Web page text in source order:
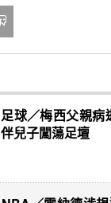
足球／梅西父親病
伴兒子闖蕩足壇